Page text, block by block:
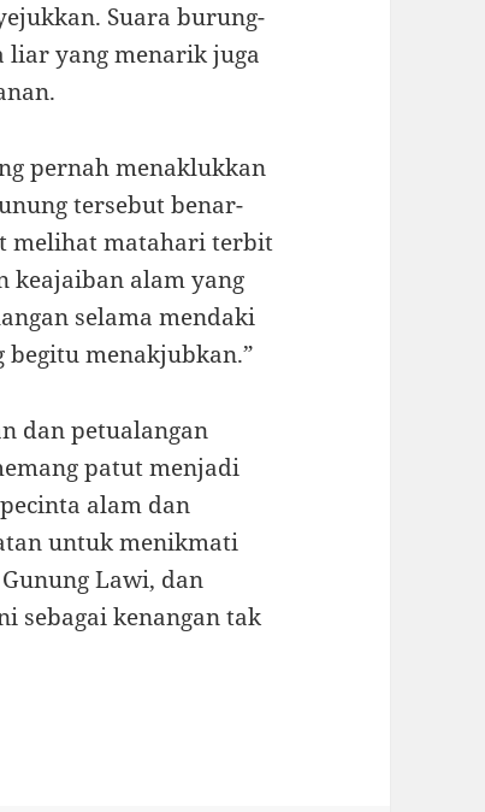
Suara burung-
liar yang menarik juga
pernah menaklukkan
tersebut benar-
melihat matahari terbit
keajaiban alam yang
selama mendaki
begitu menakjubkan.”
dan petualangan
patut menjadi
alam dan
untuk menikmati
Lawi, dan
sebagai kenangan tak